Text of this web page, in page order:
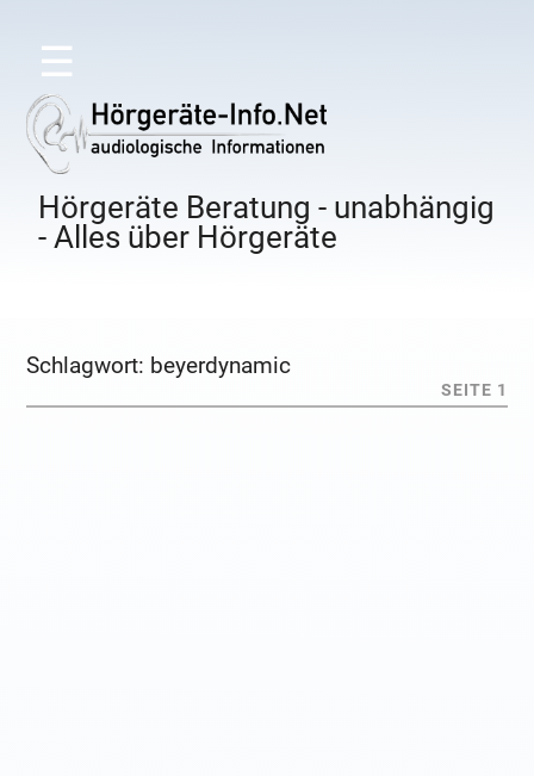
☰
Hörgeräte Beratung - unabhängig
- Alles über Hörgeräte
Schlagwort: beyerdynamic
SEITE 1